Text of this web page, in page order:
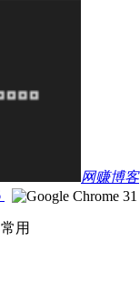
网赚博客
用